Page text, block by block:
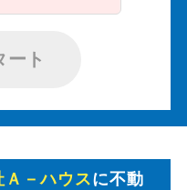
ート
－ハウスに不動